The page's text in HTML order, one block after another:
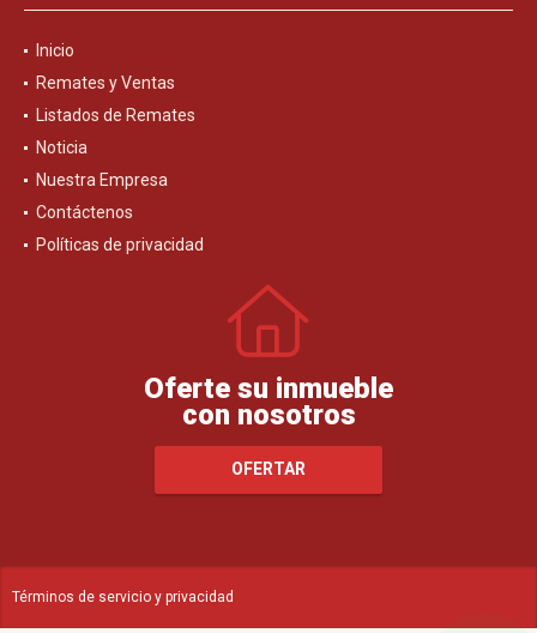
Inicio
Remates y Ventas
Listados de Remates
Noticia
Nuestra Empresa
Contáctenos
Políticas de privacidad
Oferte su inmueble
con nosotros
OFERTAR
Términos de servicio y privacidad